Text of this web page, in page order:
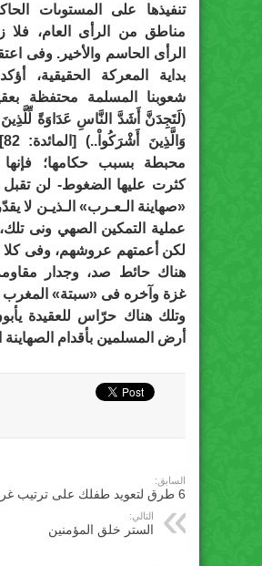
تنفيذها على المستوىات
مناطق من الرأى العام، فلا
الرأى الحاسم والأخير. وفى
بداية المعركة الحقيقية،
شعوبنا المسلمة محتفظة
(لَتَجِدَنَّ أَشَدَّ النَّاسِ عَدَاوَةً لِّلَّذِينَ
محبطة بسبب حكامها؛
كثرت عليها الضغوط- لن تقبل
«صهاينة الـعـرب» الـذيـن لا
عملية التمكين الصهي ونى تلك،
لكن أعمتهم عروشهم، وفى كلا
هناك حائط صد، وجدار
غزة وآخره فى «سبتة» المغرب
وتلك هناك حرّاس للعقيدة
أرض المسلمين بأقدام الصهاينة
السابق:
6 طرق لتعويد طفلك على ترتيب غرفته
التالي:
الستر خلق المؤمنين